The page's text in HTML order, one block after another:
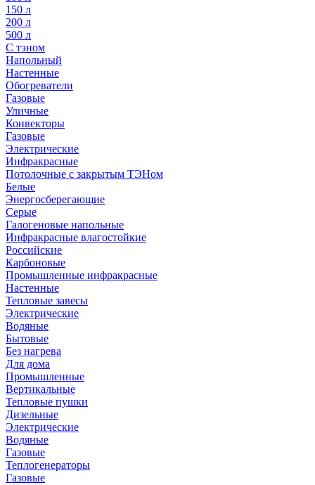
150 л
200 л
500 л
С тэном
Напольный
Настенные
Обогреватели
Газовые
Уличные
Конвекторы
Газовые
Электрические
Инфракрасные
Потолочные с закрытым ТЭНом
Белые
Энергосберегающие
Серые
Галогеновые напольные
Инфракрасные влагостойкие
Российские
Карбоновые
Промышленные инфракрасные
Настенные
Тепловые завесы
Электрические
Водяные
Бытовые
Без нагрева
Для дома
Промышленные
Вертикальные
Тепловые пушки
Дизельные
Электрические
Водяные
Газовые
Теплогенераторы
Газовые